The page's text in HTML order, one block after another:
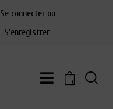
Se connecter ou
S'enregistrer
0